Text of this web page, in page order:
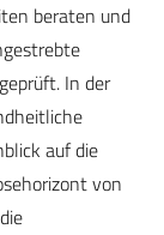
beraten und
In der
auf die
von